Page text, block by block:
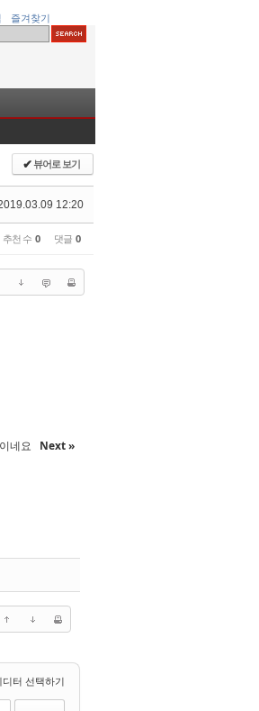
즐겨찾기
✔뷰어로 보기
12:20
추천 수 0 댓글 0
네요 Next »
디터 선택하기